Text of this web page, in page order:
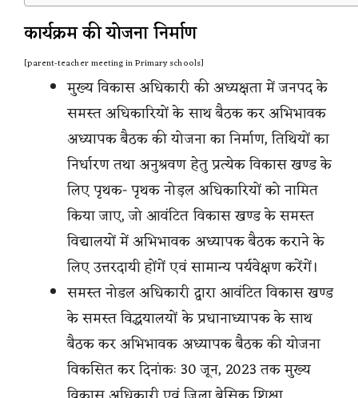
कार्यक्रम की योजना निर्माण
[parent-teacher meeting in Primary schools]
मुख्य विकास अधिकारी की अध्यक्षता में जनपद के
समस्त अधिकारियों के साथ बैठक कर अभिभावक
अध्यापक बैठक की योजना का निर्माण, तिथियों का
निर्धारण तथा अनुश्रवण हेतु प्रत्येक विकास खण्ड के
लिए पृथक- पृथक नोड़ल अधिकारियों को नामित
किया जाए, जो आवंटित विकास खण्ड के समस्त
विद्यालयों में अभिभावक अध्यापक बैठक कराने के
लिए उत्तरदायी होंगें एवं सामान्य पर्यवेक्षण करेंगें।
समस्त नोडल अधिकारी द्वारा आवंटित विकास खण्ड
के समस्त विद्धयालयों के प्रधानाध्यापक के साथ
बैठक कर अभिभावक अध्यापक बैठक की योजना
विकसित कर दिनांकः 30 जून, 2023 तक मुख्य